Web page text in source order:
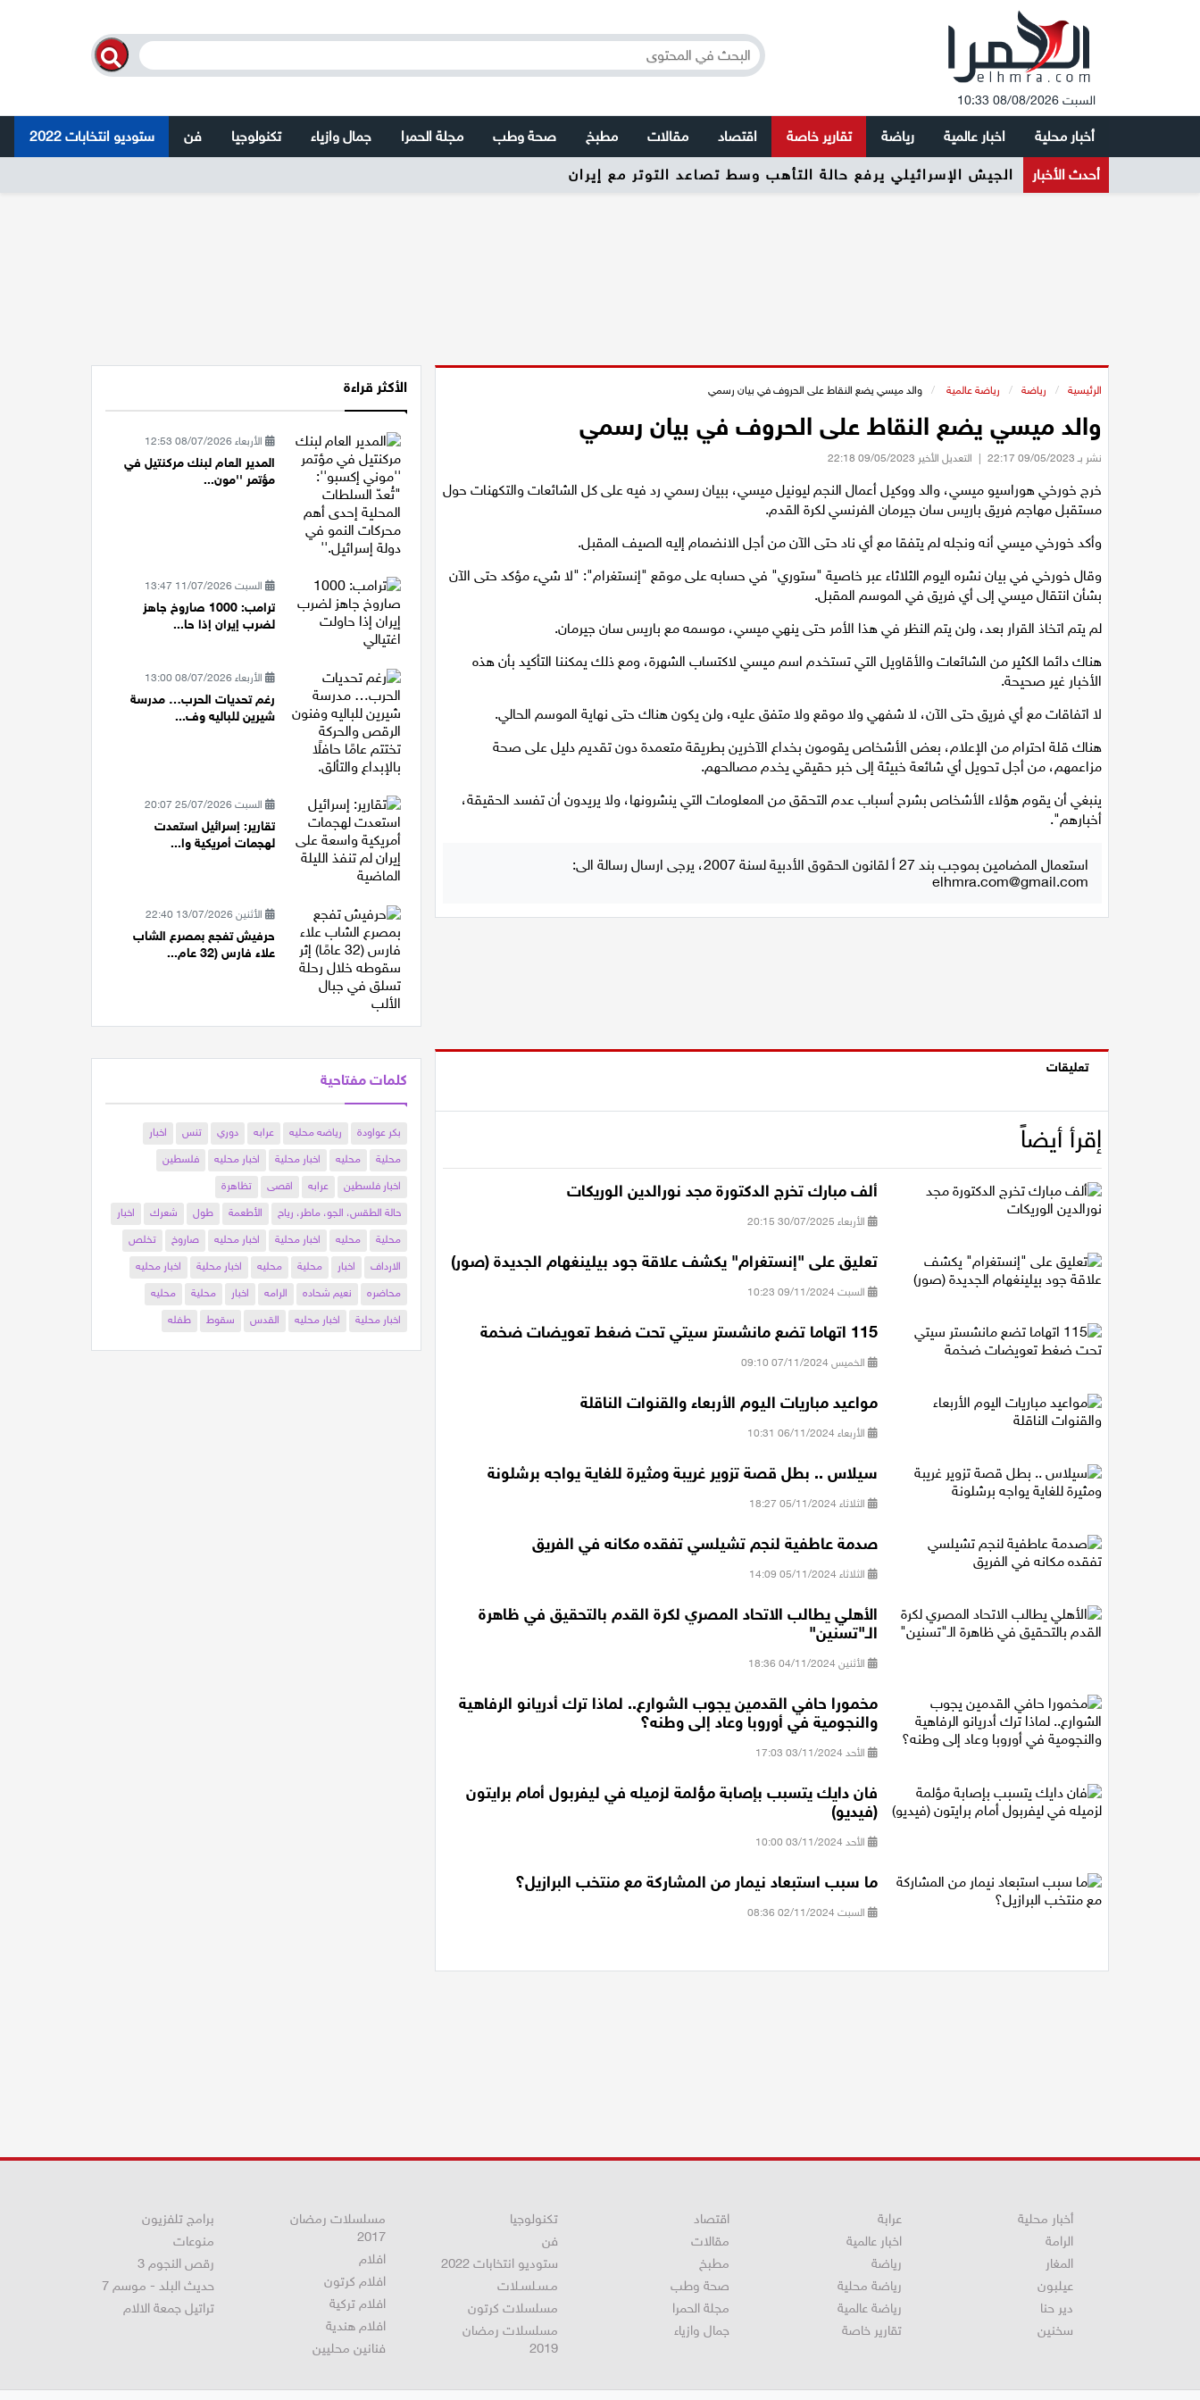
السبت 08/08/2026 10:33
أخبار محلية اخبار عالمية رياضة تقارير خاصة اقتصاد مقالات مطبخ صحة وطب مجلة الحمرا جمال وازياء تكنولوجيا فن ستوديو انتخابات 2022
أحدث الأخبار الجيش الإسرائيلي يرفع حالة التأهب وسط تصاعد التوتر مع إيران
الرئيسية / رياضة / رياضة عالمية / والد ميسي يضع النقاط على الحروف في بيان رسمي
والد ميسي يضع النقاط على الحروف في بيان رسمي
نشر بـ 09/05/2023 22:17 | التعديل الأخير 09/05/2023 22:18
خرج خورخي هوراسيو ميسي، والد ووكيل أعمال النجم ليونيل ميسي، ببيان رسمي رد فيه على كل الشائعات والتكهنات حول
مستقبل مهاجم فريق باريس سان جيرمان الفرنسي لكرة القدم.
وأكد خورخي ميسي أنه ونجله لم يتفقا مع أي ناد حتى الآن من أجل الانضمام إليه الصيف المقبل.
وقال خورخي في بيان نشره اليوم الثلاثاء عبر خاصية "ستوري" في حسابه على موقع "إنستغرام": "لا شيء مؤكد حتى الآن
بشأن انتقال ميسي إلى أي فريق في الموسم المقبل.
لم يتم اتخاذ القرار بعد، ولن يتم النظر في هذا الأمر حتى ينهي ميسي، موسمه مع باريس سان جيرمان.
هناك دائما الكثير من الشائعات والأقاويل التي تستخدم اسم ميسي لاكتساب الشهرة، ومع ذلك يمكننا التأكيد بأن هذه
الأخبار غير صحيحة.
لا اتفاقات مع أي فريق حتى الآن، لا شفهي ولا موقع ولا متفق عليه، ولن يكون هناك حتى نهاية الموسم الحالي.
هناك قلة احترام من الإعلام، بعض الأشخاص يقومون بخداع الآخرين بطريقة متعمدة دون تقديم دليل على صحة
مزاعمهم، من أجل تحويل أي شائعة خبيثة إلى خبر حقيقي يخدم مصالحهم.
ينبغي أن يقوم هؤلاء الأشخاص بشرح أسباب عدم التحقق من المعلومات التي ينشرونها، ولا يريدون أن تفسد الحقيقة،
أخبارهم".
استعمال المضامين بموجب بند 27 أ لقانون الحقوق الأدبية لسنة 2007، يرجى ارسال رسالة الى:
elhmra.com@gmail.com
تعليقات
إقرأ أيضاً
ألف مبارك تخرج الدكتورة مجد نورالدين الوريكات
الأربعاء 30/07/2025 20:15
تعليق على "إنستغرام" يكشف علاقة جود بيلينغهام الجديدة (صور)
السبت 09/11/2024 10:23
115 اتهاما تضع مانشستر سيتي تحت ضغط تعويضات ضخمة
الخميس 07/11/2024 09:10
مواعيد مباريات اليوم الأربعاء والقنوات الناقلة
الأربعاء 06/11/2024 10:31
سيلاس .. بطل قصة تزوير غريبة ومثيرة للغاية يواجه برشلونة
الثلاثاء 05/11/2024 18:27
صدمة عاطفية لنجم تشيلسي تفقده مكانه في الفريق
الثلاثاء 05/11/2024 14:09
الأهلي يطالب الاتحاد المصري لكرة القدم بالتحقيق في ظاهرة
الـ"تسنين"
الأثنين 04/11/2024 18:36
مخمورا حافي القدمين يجوب الشوارع.. لماذا ترك أدريانو الرفاهية
والنجومية في أوروبا وعاد إلى وطنه؟
الأحد 03/11/2024 17:03
فان دايك يتسبب بإصابة مؤلمة لزميله في ليفربول أمام برايتون
(فيديو)
الأحد 03/11/2024 10:00
ما سبب استبعاد نيمار من المشاركة مع منتخب البرازيل؟
السبت 02/11/2024 08:36
الأكثر قراءة
الأربعاء 08/07/2026 12:53
المدير العام لبنك مركنتيل في
مؤتمر ''مون...
السبت 11/07/2026 13:47
ترامب: 1000 صاروخ جاهز
لضرب إيران إذا حا...
الأربعاء 08/07/2026 13:00
رغم تحديات الحرب… مدرسة
شيرين للباليه وف...
السبت 25/07/2026 20:07
تقارير: إسرائيل استعدت
لهجمات أمريكية وا...
الأثنين 13/07/2026 22:40
حرفيش تفجع بمصرع الشاب
علاء فارس (32 عام...
كلمات مفتاحية
بكر عواودة رياضه محليه عرابه دوري تنس
اخبار
محلية
محليه اخبار محلية اخبار محليه
فلسطين
اخبار فلسطين
عرابه اقصى
تظاهرة
حالة الطقس، الجو، ماطر، رياح
الأطعمة طول شعرك
اخبار
محلية
محليه اخبار محلية اخبار محليه صاروخ
تخلص
الارداف
اخبار محلية محليه اخبار محلية
اخبار محليه
محاضره
نعيم شحاده الرامه اخبار محلية
محليه
اخبار محلية
اخبار محليه القدس سقوط طفله
أخبار محلية
الرامة
المغار
عيلبون
دير حنا
سخنين
عرابة
اخبار عالمية
رياضة
رياضة محلية
رياضة عالمية
تقارير خاصة
اقتصاد
مقالات
مطبخ
صحة وطب
مجلة الحمرا
جمال وازياء
تكنولوجيا
فن
ستوديو انتخابات 2022
مـسـلسـلات
مسلسلات كرتون
مسلسلات رمضان
2019
مسلسلات رمضان
2017
افلام
افلام كرتون
افلام تركية
افلام هندية
فنانين محليين
برامج تلفزيون
منوعات
رقص النجوم 3
حديث البلد - موسم 7
تراتيل جمعة الالام